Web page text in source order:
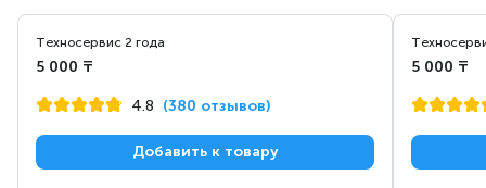
Кроме того, такой тип освещения
потребляет значительно меньше энергии,
чем обычный.
Техносервис 2 года
5 000 ₸
4.8 (380 отзывов)
Добавить к товару
5 000 ₸